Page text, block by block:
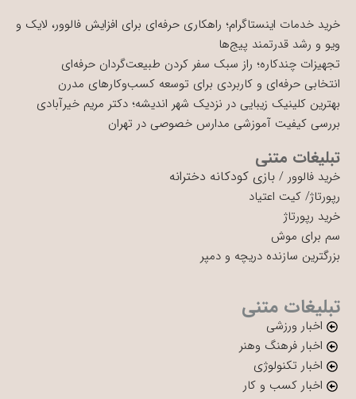
خرید خدمات اینستاگرام؛ راهکاری حرفه‌ای برای افزایش فالوور، لایک و
ویو و رشد قدرتمند پیج‌ها
تجهیزات چندکاره؛ راز سبک سفر کردن طبیعت‌گردان حرفه‌ای
انتخابی حرفه‌ای و کاربردی برای توسعه کسب‌وکارهای مدرن
بهترین کلینیک زیبایی در نزدیک شهر اندیشه؛ دکتر مریم خیرآبادی
بررسی کیفیت آموزشی مدارس خصوصی در تهران
تبلیغات متنی
خرید فالوور / بازی کودکانه دخترانه
رپورتاژ/ کیت اعتیاد
خرید رپورتاژ
سم برای موش
بزرگترین سازنده دریچه و دمپر
تبلیغات متنی
اخبار ورزشی
اخبار فرهنگ وهنر
اخبار تکنولوژی
اخبار کسب و کار